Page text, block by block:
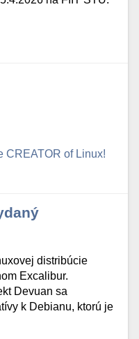
CREATOR of Linux!
distribúcie
Excalibur.
Devuan sa
k Debianu, ktorú je